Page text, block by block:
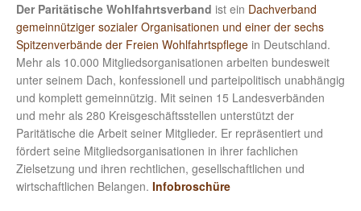
Der Paritätische Wohlfahrtsverband ist ein Dachverband
gemeinnütziger sozialer Organisationen und einer der sechs
Spitzenverbände der Freien Wohlfahrtspflege in Deutschland.
Mehr als 10.000 Mitgliedsorganisationen arbeiten bundesweit
unter seinem Dach, konfessionell und parteipolitisch unabhängig
und komplett gemeinnützig. Mit seinen 15 Landesverbänden
und mehr als 280 Kreisgeschäftsstellen unterstützt der
Paritätische die Arbeit seiner Mitglieder. Er repräsentiert und
fördert seine Mitgliedsorganisationen in ihrer fachlichen
Zielsetzung und ihren rechtlichen, gesellschaftlichen und
wirtschaftlichen Belangen. Infobroschüre